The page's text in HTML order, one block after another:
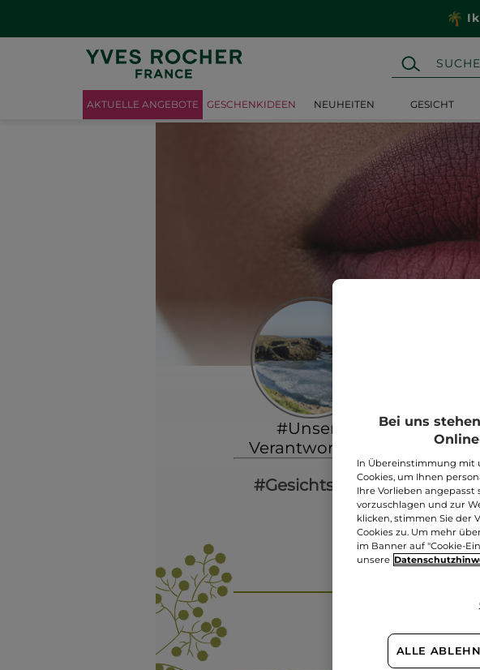
AKTUELLE ANGEBOTE GESCHENKIDEEN NEUHEITEN GESICHT
#Unsere
Verantwortung
▲
#Gesichtspflege #Make-
Bei uns
In Übereinstimmung mit
Cookies, um Ihnen
Ihre Vorlieben
vorzuschlagen und zur
klicken, stimmen Sie der
Cookies zu. Um mehr
im Banner auf "Cookie-
unsere
ALLE